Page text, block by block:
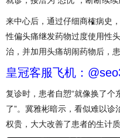
来中心后，通过仔细商榷病史
性偏头痛继发药物过度使用性
治，并加用头痛胡闹药物后，
皇冠客服飞机：
复诊时，患者自愬“就像换了个
了”。冀雅彬暗示，看似难以
权贵，大大改善了患者的生计质